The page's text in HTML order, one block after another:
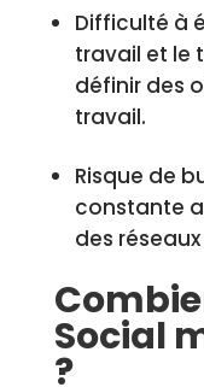
Difficulté à
travail et le
définir des
travail.
Risque de
constante
des
Social
?